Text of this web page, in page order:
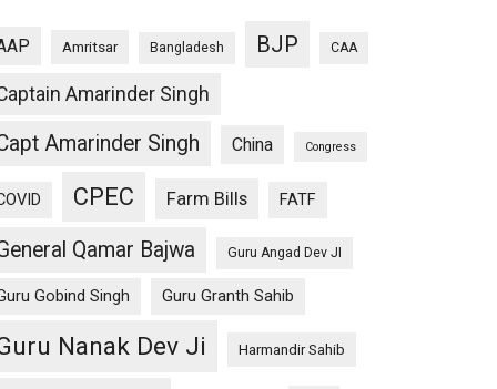
Amritsar Bangladesh BJP CAA
Amarinder Singh
Amarinder Singh China Congress
CPEC Farm Bills FATF
Qamar Bajwa Guru Angad Dev JI
Gobind Singh Guru Granth Sahib
Nanak Dev Ji Harmandir Sahib